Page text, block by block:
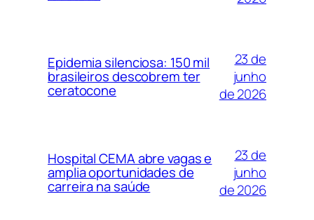
Epidemia silenciosa: 150 mil
brasileiros descobrem ter
ceratocone
23 de
junho
de 2026
Hospital CEMA abre vagas e
amplia oportunidades de
carreira na saúde
23 de
junho
de 2026